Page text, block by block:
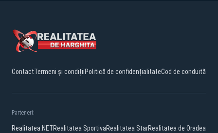
ContactTermeni și condițiiPolitică de confidențialitateCod de conduită
Parteneri:
Realitatea.NETRealitatea SportivaRealitatea StarRealitatea de Oradea